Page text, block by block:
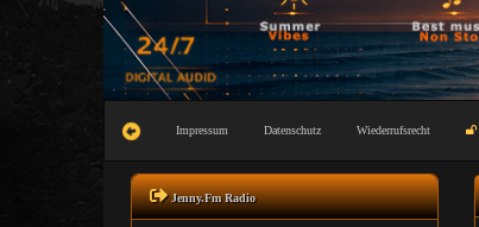
Impressum Datenschutz Wiederrufsrecht
Jenny.Fm Radio